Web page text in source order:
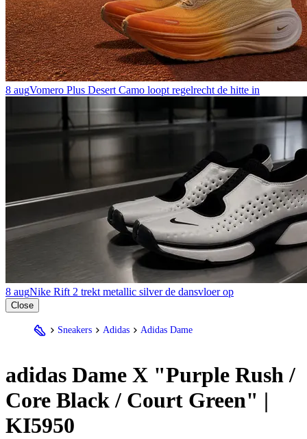
8 augVomero Plus Desert Camo loopt regelrecht de hitte in
8 augNike Rift 2 trekt metallic silver de dansvloer op
Close
Sneakers Adidas Adidas Dame
adidas Dame X "Purple Rush /
Core Black / Court Green" |
KI5950